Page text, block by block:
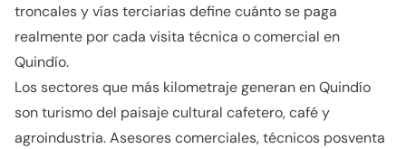
troncales y vías terciarias define cuánto se paga
realmente por cada visita técnica o comercial en
Quindío.
Los sectores que más kilometraje generan en Quindío
son turismo del paisaje cultural cafetero, café y
agroindustria. Asesores comerciales, técnicos posventa